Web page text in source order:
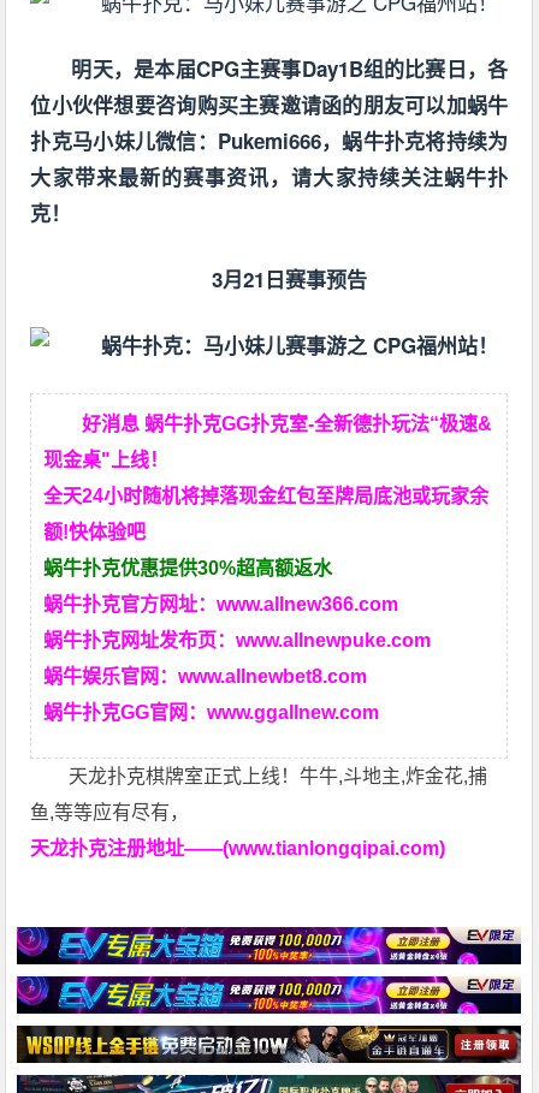
明天，是本届CPG主赛事Day1B组的比赛日，各
位小伙伴想要咨询购买主赛邀请函的朋友可以加蜗牛
扑克马小妹儿微信：Pukemi666，蜗牛扑克将持续为
大家带来最新的赛事资讯，请大家持续关注蜗牛扑
克！
3月21日赛事预告
好消息 蜗牛扑克GG扑克室-全新德扑玩法“极速&
现金桌"上线！
全天24小时随机将掉落现金红包至牌局底池或玩家余
额!快体验吧
蜗牛扑克优惠提供30%超高额返水
蜗牛扑克官方网址：www.allnew366.com
蜗牛扑克网址发布页：www.allnewpuke.com
蜗牛娱乐官网：www.allnewbet8.com
蜗牛扑克GG官网：www.ggallnew.com
天龙扑克棋牌室正式上线！牛牛,斗地主,炸金花,捕
鱼,等等应有尽有，
天龙扑克注册地址——(www.tianlongqipai.com)